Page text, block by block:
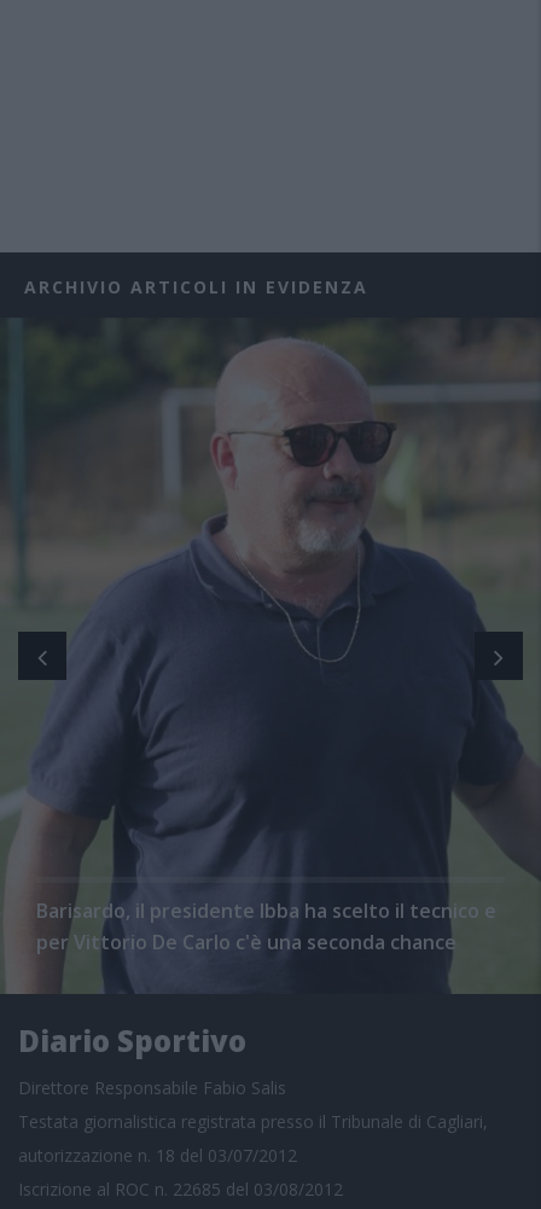
ARCHIVIO ARTICOLI IN EVIDENZA
Barisardo, il presidente Ibba ha scelto il tecnico e
per Vittorio De Carlo c'è una seconda chance
Diario Sportivo
Direttore Responsabile Fabio Salis
Testata giornalistica registrata presso il Tribunale di Cagliari,
autorizzazione n. 18 del 03/07/2012
Iscrizione al ROC n. 22685 del 03/08/2012